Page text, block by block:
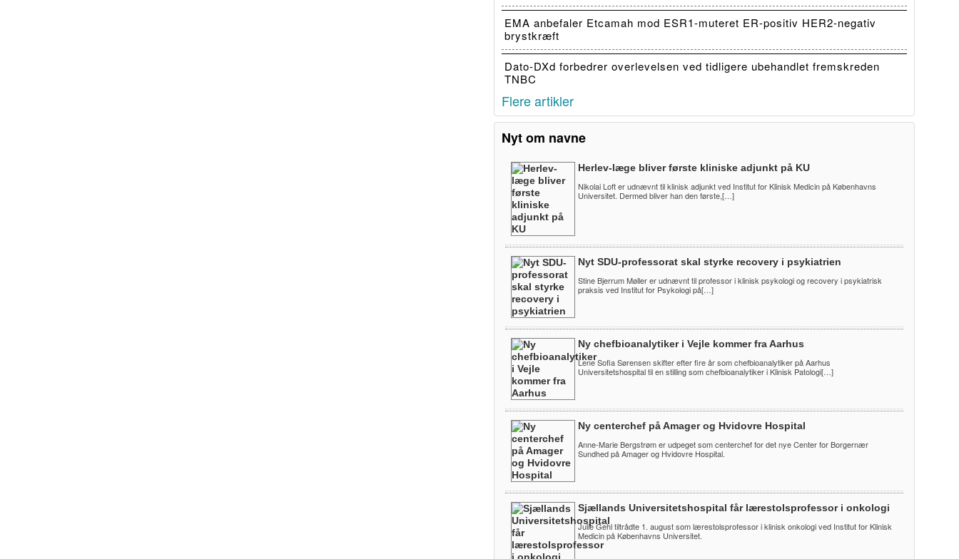
EMA anbefaler Etcamah mod ESR1-muteret ER-positiv HER2-negativ
brystkræft
Dato-DXd forbedrer overlevelsen ved tidligere ubehandlet fremskreden
TNBC
Flere artikler
Nyt om navne
Herlev-læge bliver første kliniske adjunkt på KU
Nikolai Loft er udnævnt til klinisk adjunkt ved Institut for Klinisk Medicin på Københavns
Universitet. Dermed bliver han den første,[…]
Nyt SDU-professorat skal styrke recovery i psykiatrien
Stine Bjerrum Møller er udnævnt til professor i klinisk psykologi og recovery i psykiatrisk
praksis ved Institut for Psykologi på[…]
Ny chefbioanalytiker i Vejle kommer fra Aarhus
Lene Sofia Sørensen skifter efter fire år som chefbioanalytiker på Aarhus
Universitetshospital til en stilling som chefbioanalytiker i Klinisk Patologi[…]
Ny centerchef på Amager og Hvidovre Hospital
Anne-Marie Bergstrøm er udpeget som centerchef for det nye Center for Borgernær
Sundhed på Amager og Hvidovre Hospital.
Sjællands Universitetshospital får lærestolsprofessor i onkologi
Julie Gehl tiltrådte 1. august som lærestolsprofessor i klinisk onkologi ved Institut for Klinisk
Medicin på Københavns Universitet.